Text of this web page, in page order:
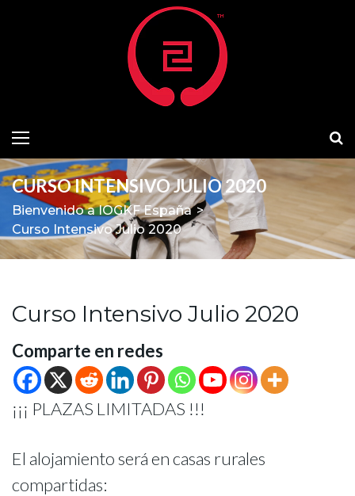
CURSO INTENSIVO JULIO 2020
Bienvenido a IOGKF España >
Curso Intensivo Julio 2020
Curso Intensivo Julio 2020
Comparte en redes
¡¡¡ PLAZAS LIMITADAS !!!
El alojamiento será en casas rurales
compartidas: